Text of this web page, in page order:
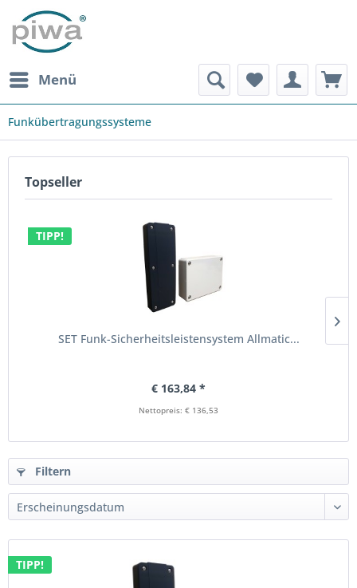
Menü
Funkübertragungssysteme
Topseller
TIPP!
SET Funk-Sicherheitsleistensystem Allmatic...
€ 163,84 *
Nettopreis: € 136,53
Filtern
TIPP!